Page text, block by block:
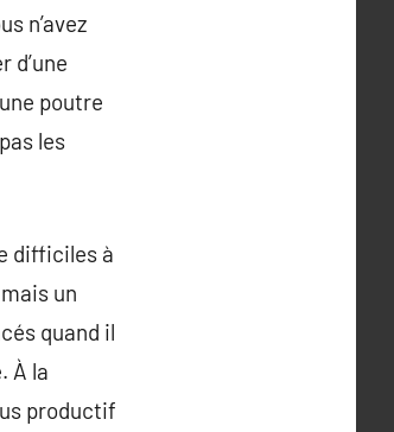
n’avez
d’une
poutre
les
difficiles à
un
quand il
À la
productif